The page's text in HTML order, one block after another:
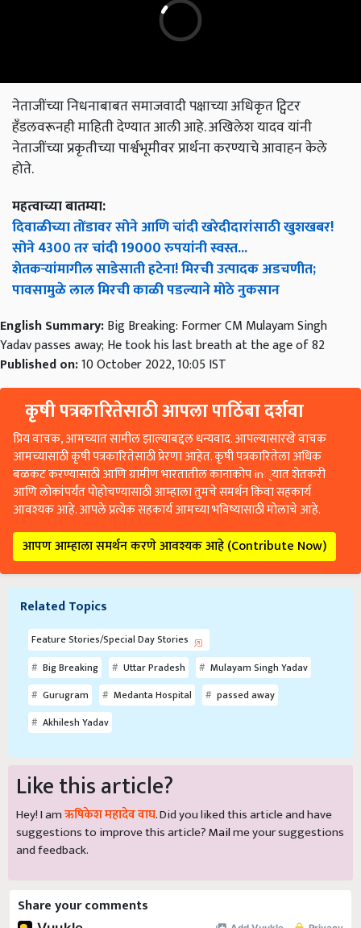
नेताजींच्या निधनाबाबत समाजवादी पक्षाच्या अधिकृत ट्विटर
हँडलवरूनही माहिती देण्यात आली आहे. अखिलेश यादव यांनी
नेताजींच्या प्रकृतीच्या पार्श्वभूमीवर प्रार्थना करण्याचे आवाहन केले
होते.
महत्वाच्या बातम्या:
दिवाळीच्या तोंडावर सोने आणि चांदी खरेदीदारांसाठी खुशखबर!
सोने 4300 तर चांदी 19000 रुपयांनी स्वस्त...
शेतकऱ्यांमागील साडेसाती हटेना! मिरची उत्पादक अडचणीत;
पावसामुळे लाल मिरची काळी पडल्याने मोठे नुकसान
English Summary:Big Breaking: Former CM Mulayam Singh
Yadav passes away; He took his last breath at the age of 82
Published on:10 October 2022, 10:05 IST
कृषी पत्रकारितेसाठी आपला पाठिंबा दर्शवा
प्रिय वाचक, आमच्यात सामील झाल्याबद्दल धन्यवाद. आपल्यासारखे वाचक
आमच्यासाठी कृषी पत्रकारितेसाठी प्रेरणा आहेत. कृषी पत्रकारितेला अधिक
बळकट करण्यासाठी आणि ग्रामीण भारतातील कानाकोप in्यात शेतकरी
आणि लोकांपर्यंत पोहोचण्यासाठी आम्हाला तुमचे समर्थन किंवा सहकार्य
आवश्यक आहे. आपले प्रत्येक सहकार्य आमच्या भविष्यासाठी मोलाचे आहे.
आपण आम्हाला समर्थन करणे आवश्यक आहे (Contribute Now)
Related Topics
Feature Stories/Special Day Stories
Big Breaking
Uttar Pradesh
Mulayam Singh Yadav
Gurugram
Medanta Hospital
passed away
Akhilesh Yadav
Like this article?
Hey! I amऋषिकेश महादेव वाघ. Did you liked this article and have
suggestions to improve this article?Mailme your suggestions
and feedback.
Share your comments